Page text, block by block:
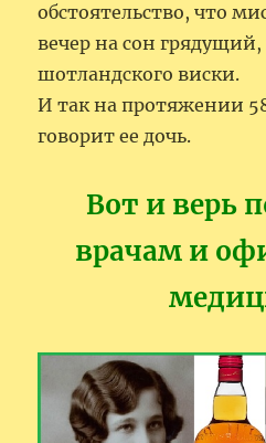
обстоятельство, что
вечер на сон
шотландского виски.
И так на протяжении
говорит ее дочь.
Вот и верь
врачам и